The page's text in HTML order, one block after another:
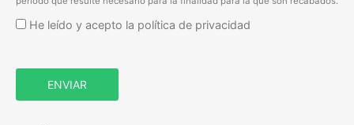
He leído y acepto la política de privacidad